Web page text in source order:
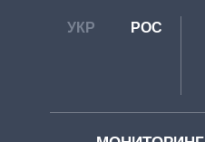
УКР РОС